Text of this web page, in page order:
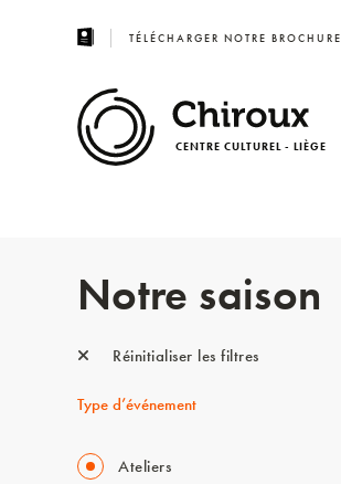
TÉLÉCHARGER NOTRE BROCHURE
CENTRE CULTUREL - LIÈGE
Notre saison
Réinitialiser les filtres
Type d’événement
Ateliers